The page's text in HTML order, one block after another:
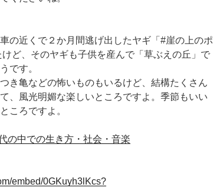
の近くで２か月間逃げ出したヤギ「#崖の上のポ
ど、そのヤギも子供を産んで「草ぶえの丘」で
です。
き亀などの怖いものもいるけど、結構たくさん
、風光明媚な楽しいところですよ。季節もいい
ころですよ。
の中での生き方・社会・音楽
embed/0GKuyh3lKcs?